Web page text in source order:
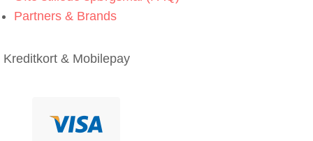
Partners & Brands
Kreditkort & Mobilepay